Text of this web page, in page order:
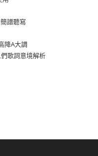
譜聽寫
降A大調
歌詞意境解析